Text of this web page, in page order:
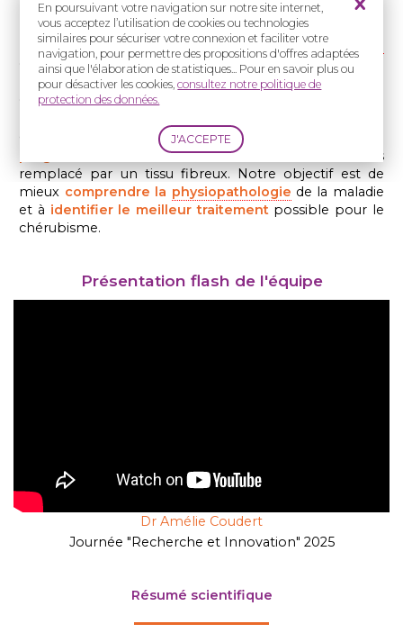
En poursuivant votre navigation sur notre site internet,
vous acceptez l’utilisation de cookies ou technologies
similaires pour sécuriser votre connexion et faciliter votre
navigation, pour permettre des propositions d'offres adaptées
ainsi que l'élaboration de statistiques... Pour en savoir plus ou
pour désactiver les cookies,consultez notre politique de
protection des données.
Nous nous intéressons à une maladiegénétique
osseuse rare appelée lechérubisme, souvent causée
par des mutations du gène SH3BP2. Elle apparait en
général entre 3 et 5 ans et régresse spontanément à la
Cette maladie est caractérisée par une
des os des mâchoires
. Il est alors
remplacé par un tissu fibreux. Notre objectif est de
mieux comprendre la physiopathologie de la maladie
et à identifier le meilleur traitementpossible pour le
chérubisme.
Présentation flash de l'équipe
Dr Amélie Coudert
Journée "Recherche et Innovation" 2025
Résumé scientifique